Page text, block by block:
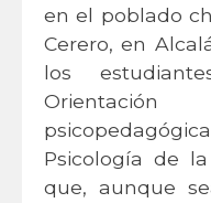
en el poblado
Cerero, en
los
Psicología de
que, aunque